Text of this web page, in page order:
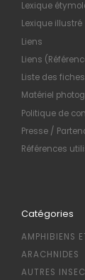
Lexique
Lexique illustré
Liens
Liens
Liste des fiches
Matériel
Politique de
Presse /
Références
Catégories
AMPHIBIENS
ARACHNIDES
AUTRES